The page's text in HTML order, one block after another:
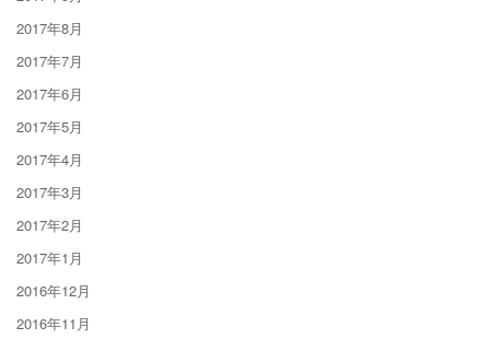
2017年8月
2017年7月
2017年6月
2017年5月
2017年4月
2017年3月
2017年2月
2017年1月
2016年12月
2016年11月